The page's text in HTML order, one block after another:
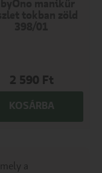
2 590 Ft
KOSÁRBA
a